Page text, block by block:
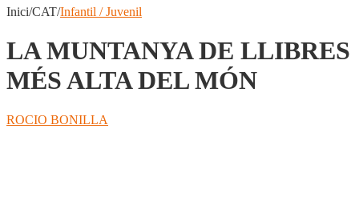
Inici/CAT/Infantil / Juvenil
LA MUNTANYA DE LLIBRES
MÉS ALTA DEL MÓN
ROCIO BONILLA